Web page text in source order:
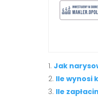
Jak
Ile wynosi
Ile